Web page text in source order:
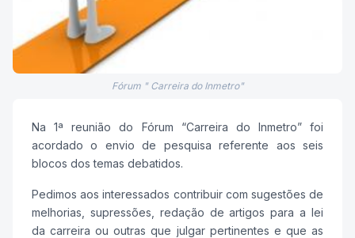
Fórum " Carreira do Inmetro"
Na 1ª reunião do Fórum “Carreira do Inmetro” foi
acordado o envio de pesquisa referente aos seis
blocos dos temas debatidos.
Pedimos aos interessados contribuir com sugestões de
melhorias, supressões, redação de artigos para a lei
da carreira ou outras que julgar pertinentes e que as